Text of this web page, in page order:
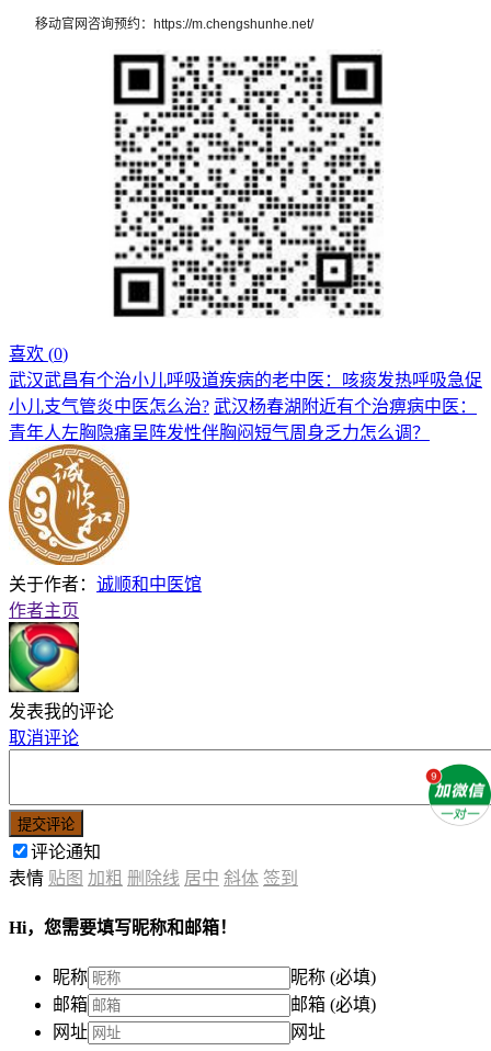
移动官网咨询预约：https://m.chengshunhe.net/
喜欢 (0)
武汉武昌有个治小儿呼吸道疾病的老中医：咳痰发热呼吸急促
小儿支气管炎中医怎么治? 武汉杨春湖附近有个治痹病中医：
青年人左胸隐痛呈阵发性伴胸闷短气周身乏力怎么调？
关于作者： 诚顺和中医馆
作者主页
发表我的评论
取消评论
提交评论
评论通知
表情 贴图 加粗 删除线 居中 斜体 签到
Hi，您需要填写昵称和邮箱！
昵称
昵称 (必填)
邮箱
邮箱 (必填)
网址
网址